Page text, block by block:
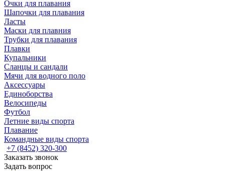
Очки для плавания
Шапочки для плавания
Ласты
Маски для плавния
Трубки для плавания
Плавки
Купальники
Сланцы и сандали
Мячи для водного поло
Аксессуары
Единоборства
Велосипеды
Футбол
Летние виды спорта
Плавание
Командные виды спорта
+7 (8452) 320-300
Заказать звонок
Задать вопрос